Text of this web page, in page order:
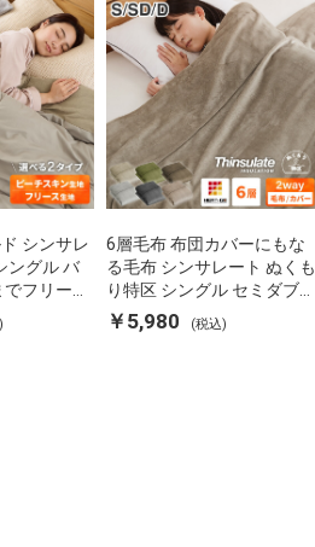
シンサレ
ングル バ
フリース
る 軽い 丸
菌防臭 洗
6層毛布 布団カバーにもな
る毛布 シンサレート ぬくも
り特区 シングル セミダブル
ダブル ブランケット 掛け布
団カバー フランネル 保温
￥5,980 (税込)